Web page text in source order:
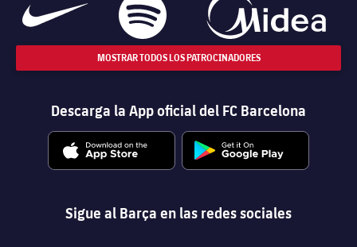
MOSTRAR TODOS LOS PATROCINADORES
Descarga la App oficial del FC Barcelona
Sigue al Barça en las redes sociales